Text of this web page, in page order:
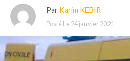
Par Karim KEBIR
Posté Le 24 janvier 2021